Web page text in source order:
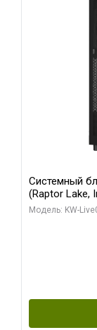
Системный
(Raptor Lake,
модуля)/ Afox
Модель: KW-